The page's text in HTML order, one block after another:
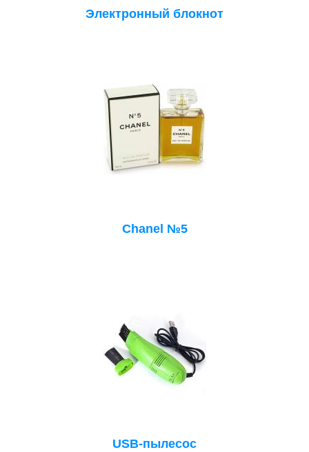
Электронный блокнот
Chanel №5
USB-пылесос